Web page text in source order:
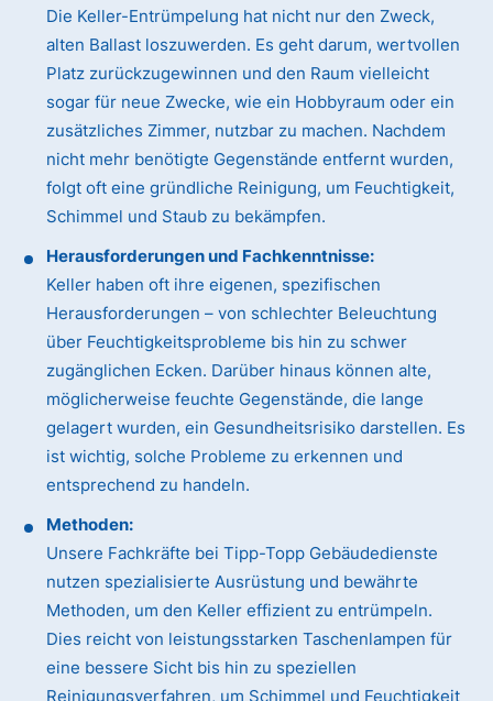
Die Keller-Entrümpelung hat nicht nur den Zweck,
alten Ballast loszuwerden. Es geht darum, wertvollen
Platz zurückzugewinnen und den Raum vielleicht
sogar für neue Zwecke, wie ein Hobbyraum oder ein
zusätzliches Zimmer, nutzbar zu machen. Nachdem
nicht mehr benötigte Gegenstände entfernt wurden,
folgt oft eine gründliche Reinigung, um Feuchtigkeit,
Schimmel und Staub zu bekämpfen.
Herausforderungen und Fachkenntnisse:
Keller haben oft ihre eigenen, spezifischen
Herausforderungen – von schlechter Beleuchtung
über Feuchtigkeitsprobleme bis hin zu schwer
zugänglichen Ecken. Darüber hinaus können alte,
möglicherweise feuchte Gegenstände, die lange
gelagert wurden, ein Gesundheitsrisiko darstellen. Es
ist wichtig, solche Probleme zu erkennen und
entsprechend zu handeln.
Methoden:
Unsere Fachkräfte bei Tipp-Topp Gebäudedienste
nutzen spezialisierte Ausrüstung und bewährte
Methoden, um den Keller effizient zu entrümpeln.
Dies reicht von leistungsstarken Taschenlampen für
eine bessere Sicht bis hin zu speziellen
Reinigungsverfahren, um Schimmel und Feuchtigkeit